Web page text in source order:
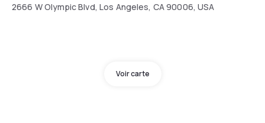
2666 W Olympic Blvd, Los Angeles, CA 90006, USA
Voir carte